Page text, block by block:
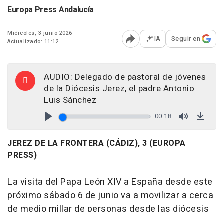
Europa Press Andalucía
Miércoles, 3 junio 2026
Actualizado: 11:12
Abrir opciones para
IA Seguir en
AUDIO: Delegado de pastoral de jóvenes
de la Diócesis Jerez, el padre Antonio
Luis Sánchez
00:18
JEREZ DE LA FRONTERA (CÁDIZ), 3 (EUROPA
PRESS)
La visita del Papa León XIV a España desde este
próximo sábado 6 de junio va a movilizar a cerca